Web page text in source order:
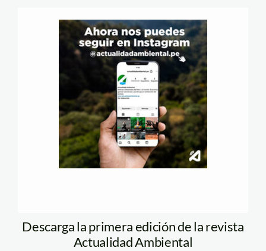
Descarga la primera edición de la revista
Actualidad Ambiental